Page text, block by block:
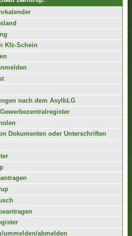
Kfz-Schein
nach dem AsylbLG
Dokumenten oder Unterschriften
ummelden/abmelden